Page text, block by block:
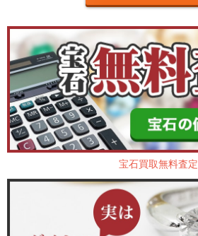
宝石買取無料査定